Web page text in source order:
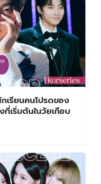
เรียนคนโปรดของ
เริ่มต้นในวัยเกือบ